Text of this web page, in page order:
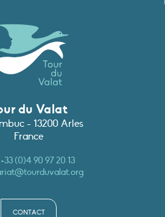
du Valat
- 13200 Arles
France
+33 (0)4 90 97 20 13
CONTACT